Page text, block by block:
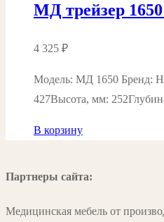
МД трейзер
4 325 ₽
Модель: МД 1650 Бренд:
427Высота, мм:
В корзину
Партнеры сайта:
Медицинская мебель от